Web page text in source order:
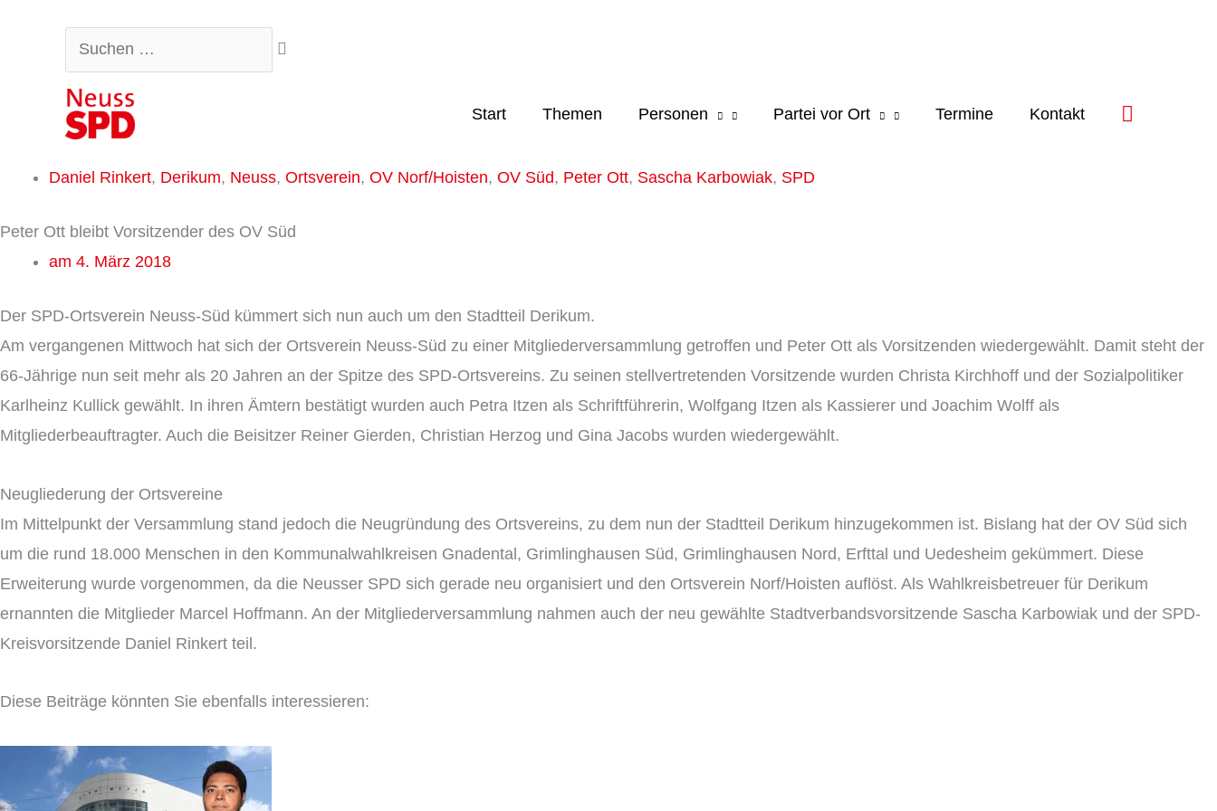
Suchen …
Start Themen Personen Partei vor Ort Termine Kontakt
Daniel Rinkert, Derikum, Neuss, Ortsverein, OV Norf/Hoisten, OV Süd, Peter Ott, Sascha Karbowiak, SPD
Peter Ott bleibt Vorsitzender des OV Süd
am 4. März 2018
Der SPD-Ortsverein Neuss-Süd kümmert sich nun auch um den Stadtteil Derikum.
Am vergangenen Mittwoch hat sich der Ortsverein Neuss-Süd zu einer Mitgliederversammlung getroffen und Peter Ott als Vorsitzenden wiedergewählt. Damit steht der
66-Jährige nun seit mehr als 20 Jahren an der Spitze des SPD-Ortsvereins. Zu seinen stellvertretenden Vorsitzende wurden Christa Kirchhoff und der Sozialpolitiker
Karlheinz Kullick gewählt. In ihren Ämtern bestätigt wurden auch Petra Itzen als Schriftführerin, Wolfgang Itzen als Kassierer und Joachim Wolff als
Mitgliederbeauftragter. Auch die Beisitzer Reiner Gierden, Christian Herzog und Gina Jacobs wurden wiedergewählt.
Neugliederung der Ortsvereine
Im Mittelpunkt der Versammlung stand jedoch die Neugründung des Ortsvereins, zu dem nun der Stadtteil Derikum hinzugekommen ist. Bislang hat der OV Süd sich
um die rund 18.000 Menschen in den Kommunalwahlkreisen Gnadental, Grimlinghausen Süd, Grimlinghausen Nord, Erfttal und Uedesheim gekümmert. Diese
Erweiterung wurde vorgenommen, da die Neusser SPD sich gerade neu organisiert und den Ortsverein Norf/Hoisten auflöst. Als Wahlkreisbetreuer für Derikum
ernannten die Mitglieder Marcel Hoffmann. An der Mitgliederversammlung nahmen auch der neu gewählte Stadtverbandsvorsitzende Sascha Karbowiak und der SPD-
Kreisvorsitzende Daniel Rinkert teil.
Diese Beiträge könnten Sie ebenfalls interessieren: